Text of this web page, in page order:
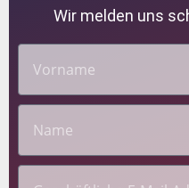
Wir melden uns